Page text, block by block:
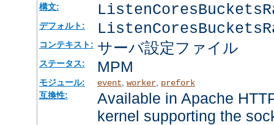
構文:
デフォルト:
コンテキスト: サーバ設定ファイル
ステータス: MPM
モジュール: event worker, prefork
互換性:
Available in Apache
kernel supporting the